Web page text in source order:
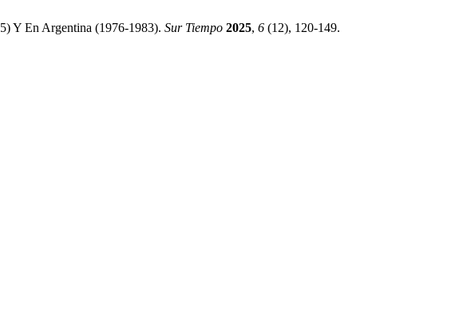
Y En Argentina (1976-1983). Sur Tiempo 2025, 6 (12), 120-149.